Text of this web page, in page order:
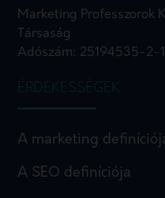
Marketing Professzorok
Társaság
Adószám: 25194535-2-
ÉRDEKESSÉGEK
A marketing
A SEO definíciója